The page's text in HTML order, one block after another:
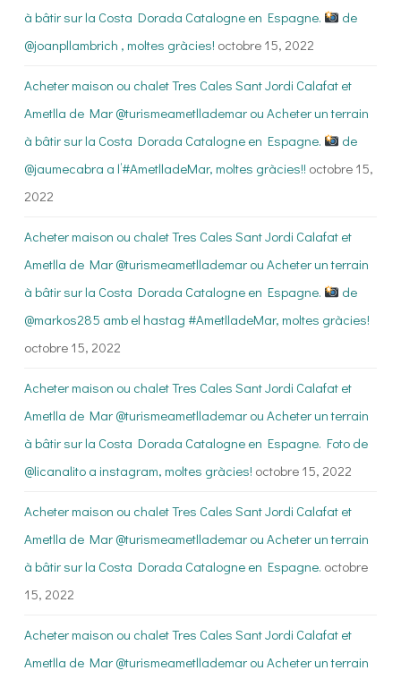
à bâtir sur la Costa Dorada Catalogne en Espagne.
de
@joanpllambrich , moltes gràcies! octobre 15, 2022
Acheter maison ou chalet Tres Cales Sant Jordi Calafat et
Ametlla de Mar @turismeametllademar ou Acheter un terrain
à bâtir sur la Costa Dorada Catalogne en Espagne.
de
@jaumecabra a l’#AmetlladeMar, moltes gràcies!! octobre 15,
2022
Acheter maison ou chalet Tres Cales Sant Jordi Calafat et
Ametlla de Mar @turismeametllademar ou Acheter un terrain
à bâtir sur la Costa Dorada Catalogne en Espagne.
de
@markos285 amb el hastag #AmetlladeMar, moltes gràcies!
octobre 15, 2022
Acheter maison ou chalet Tres Cales Sant Jordi Calafat et
Ametlla de Mar @turismeametllademar ou Acheter un terrain
à bâtir sur la Costa Dorada Catalogne en Espagne. Foto de
@licanalito a instagram, moltes gràcies! octobre 15, 2022
Acheter maison ou chalet Tres Cales Sant Jordi Calafat et
Ametlla de Mar @turismeametllademar ou Acheter un terrain
à bâtir sur la Costa Dorada Catalogne en Espagne. octobre
15, 2022
Acheter maison ou chalet Tres Cales Sant Jordi Calafat et
Ametlla de Mar @turismeametllademar ou Acheter un terrain